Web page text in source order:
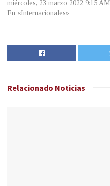
miércoles, 23 marzo 2022 9:15 AM
En «Internacionales»
Relacionado Noticias